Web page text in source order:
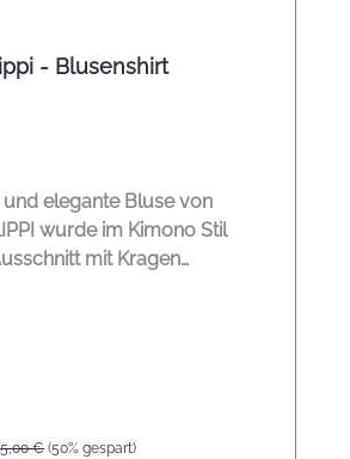
- Blusenshirt
und elegante Bluse von
wurde im Kimono Stil
Preis:
€ (50% gespart)